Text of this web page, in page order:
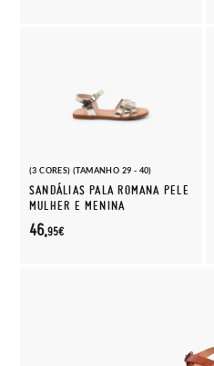
(3 CORES) (TAMANHO 29 - 40)
SANDÁLIAS PALA ROMANA PELE
MULHER E MENINA
46,95€